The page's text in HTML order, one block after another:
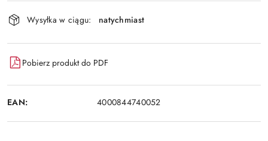
Wysyłka w ciągu: natychmiast
Pobierz produkt do PDF
EAN: 4000844740052